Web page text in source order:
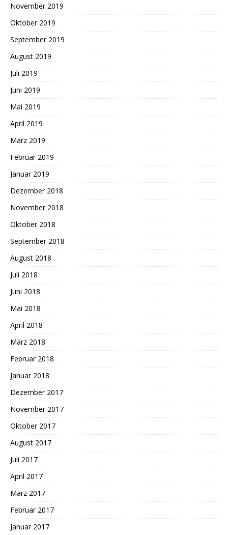
November 2019
Oktober 2019
September 2019
August 2019
Juli 2019
Juni 2019
Mai 2019
April 2019
März 2019
Februar 2019
Januar 2019
Dezember 2018
November 2018
Oktober 2018
September 2018
August 2018
Juli 2018
Juni 2018
Mai 2018
April 2018
März 2018
Februar 2018
Januar 2018
Dezember 2017
November 2017
Oktober 2017
August 2017
Juli 2017
April 2017
März 2017
Februar 2017
Januar 2017